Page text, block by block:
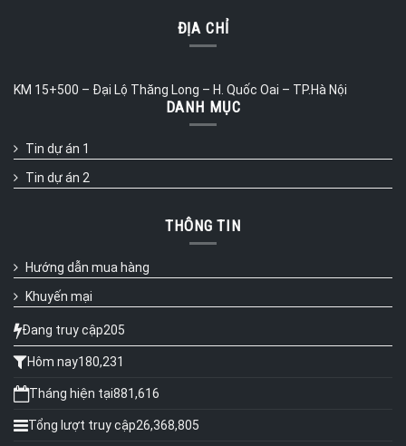
ĐỊA CHỈ
KM 15+500 – Đại Lộ Thăng Long – H. Quốc Oai – TP.Hà Nội
DANH MỤC
Tin dự án 1
Tin dự án 2
THÔNG TIN
Hướng dẫn mua hàng
Khuyến mại
Đang truy cập205
Hôm nay180,231
Tháng hiện tại881,616
Tổng lượt truy cập26,368,805